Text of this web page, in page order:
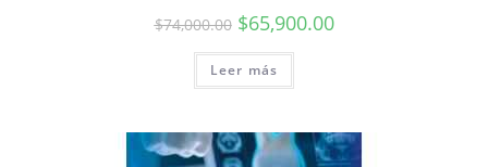
$74,000.00 $65,900.00
Leer más